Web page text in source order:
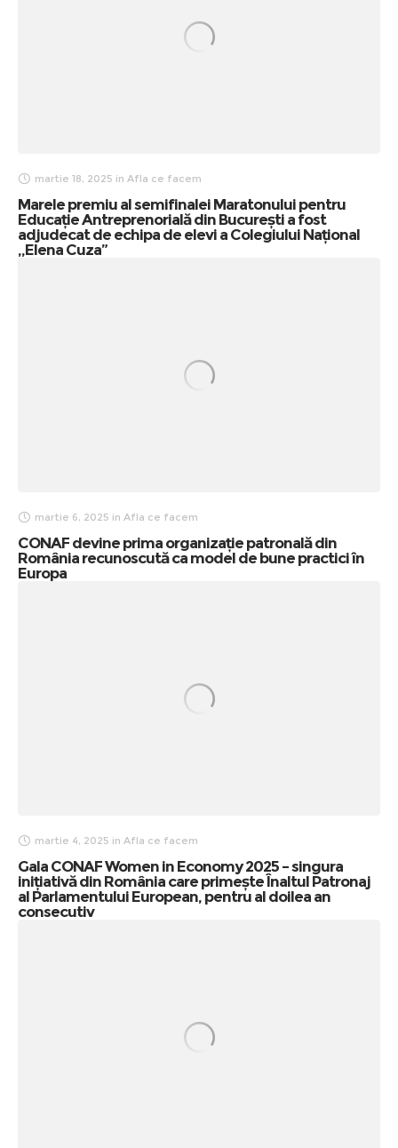
martie 18, 2025 in Afla ce facem
Marele premiu al semifinalei Maratonului pentru
Educație Antreprenorială din București a fost
adjudecat de echipa de elevi a Colegiului Național
,,Elena Cuza”
martie 6, 2025 in Afla ce facem
CONAF devine prima organizație patronală din
România recunoscută ca model de bune practici în
Europa
martie 4, 2025 in Afla ce facem
Gala CONAF Women in Economy 2025 – singura
inițiativă din România care primește Înaltul Patronaj
al Parlamentului European, pentru al doilea an
consecutiv